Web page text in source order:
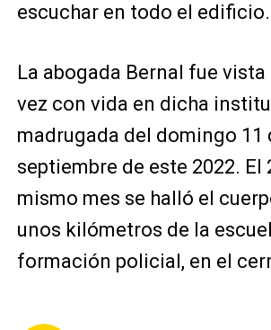
escuchar en todo el edificio.
La abogada Bernal fue
vez con vida en dicha
madrugada del domingo 11
septiembre de este 2022. El
mismo mes se halló el
unos kilómetros de la
formación policial, en el